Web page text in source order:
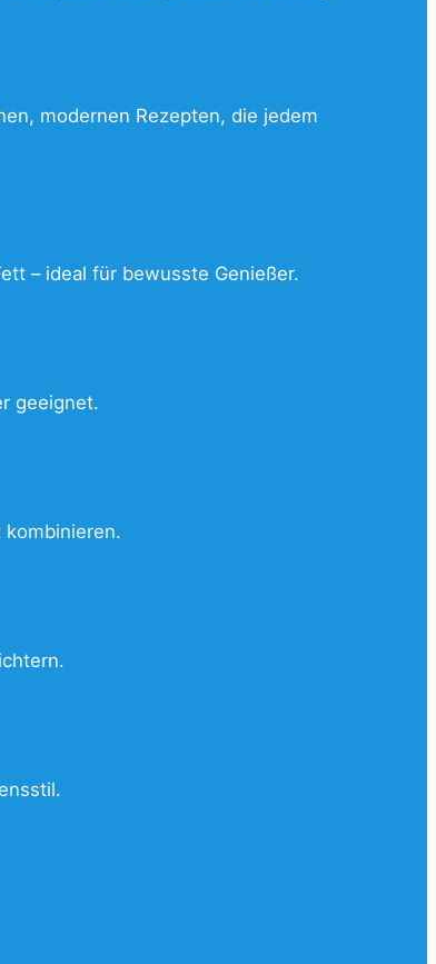
modernen Rezepten, die jedem
– ideal für bewusste Genießer.
geeignet.